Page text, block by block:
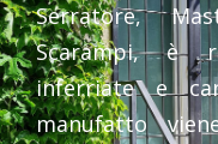
Serratore,
Scarampi, è
inferriate e
manufatto